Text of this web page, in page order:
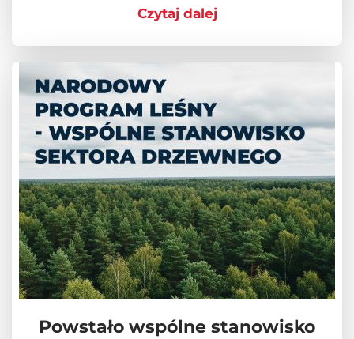
Czytaj dalej
Powstało wspólne stanowisko